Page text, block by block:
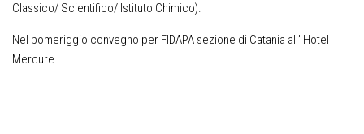
Classico/ Scientifico/ Istituto Chimico).
Nel pomeriggio convegno per FIDAPA sezione di Catania all’ Hotel
Mercure.